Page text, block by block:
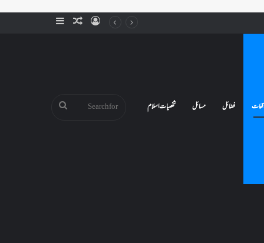
SidebarRandomLog
فضائل مسائل شخصیات اسلام Search